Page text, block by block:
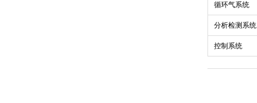
循环气系统
分析检测系统
控制系统